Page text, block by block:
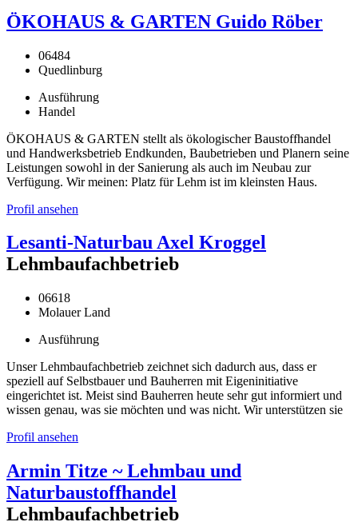
ÖKOHAUS & GARTEN Guido Röber
06484
Quedlinburg
Ausführung
Handel
ÖKOHAUS & GARTEN stellt als ökologischer Baustoffhandel
und Handwerksbetrieb Endkunden, Baubetrieben und Planern seine
Leistungen sowohl in der Sanierung als auch im Neubau zur
Verfügung. Wir meinen: Platz für Lehm ist im kleinsten Haus.
Profil ansehen
Lesanti-Naturbau Axel Kroggel
Lehmbaufachbetrieb
06618
Molauer Land
Ausführung
Unser Lehmbaufachbetrieb zeichnet sich dadurch aus, dass er
speziell auf Selbstbauer und Bauherren mit Eigeninitiative
eingerichtet ist. Meist sind Bauherren heute sehr gut informiert und
wissen genau, was sie möchten und was nicht. Wir unterstützen sie
Profil ansehen
Armin Titze ~ Lehmbau und
Naturbaustoffhandel
Lehmbaufachbetrieb